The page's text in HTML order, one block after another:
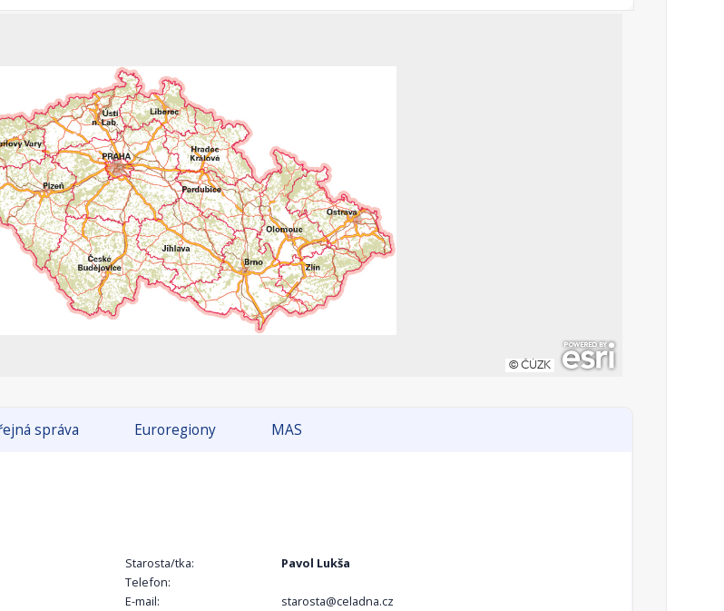
správa Euroregiony MAS
Starosta/tka:
Pavol Lukša
Telefon:
E-mail:
starosta@celadna.cz